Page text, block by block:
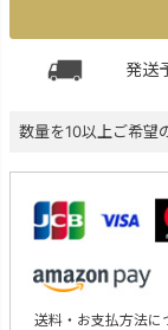
発送
数量を10以上ご希望
送料・お支払方法に